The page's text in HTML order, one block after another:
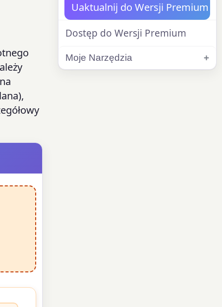
Uaktualnij do Wersji Premium
Dostęp do Wersji Premium
Moje Narzędzia